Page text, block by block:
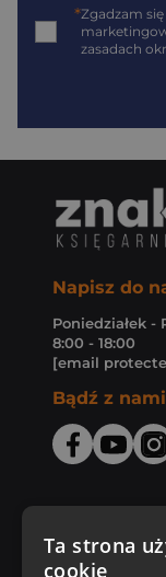
*Zgadzam
zasadach
Napisz do
Poniedziałek -
8:00 - 18:00
[email
Bądź z
Zakupy u nas
Ta strona
cookie